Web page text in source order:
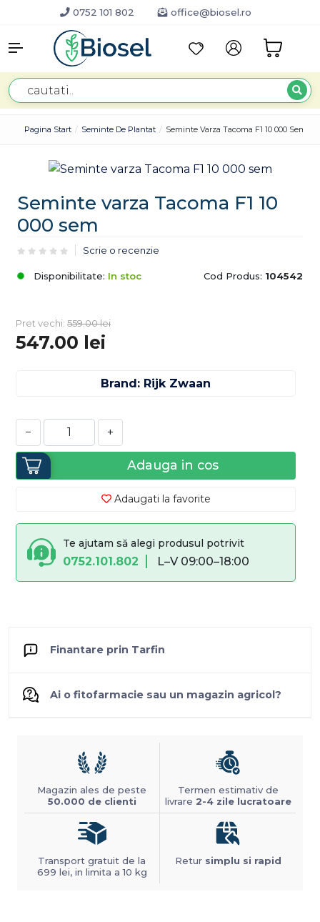
0752 101 802 office@biosel.ro
Pagina Start Seminte De Plantat Seminte Varza Tacoma F1 10 000 Sem
Seminte varza Tacoma F1 10
000 sem
Scrie o recenzie
Disponibilitate: In stoc Cod Produs: 104542
Pret vechi: 559.00lei
547.00 lei
Brand: Rijk Zwaan
− +
Adauga in cos
Adaugati la favorite
Te ajutam să alegi produsul potrivit
0752.101.802 L–V 09:00–18:00
Finantare prin Tarfin
Ai o fitofarmacie sau un magazin agricol?
Magazin ales de peste
50.000 de clienti
Termen estimativ de
livrare 2-4 zile lucratoare
Transport gratuit de la
699 lei, in limita a 10 kg
Retur simplu si rapid